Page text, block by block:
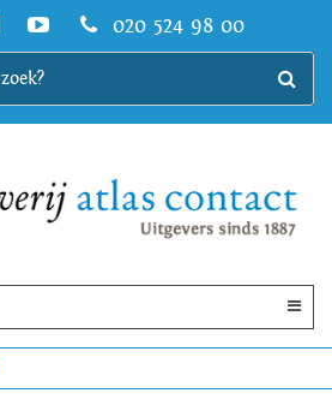
020 524 98 00